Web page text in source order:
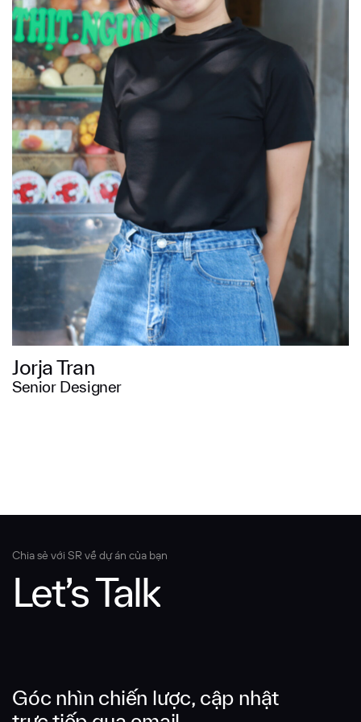
Jorja Tran
Senior Designer
Góc nhìn chiến lược, cập nhật
Chia sẻ với SR về dự án của bạn
Let’s Talk
Nội dung tin nhắn
GỬI THÔNG TIN